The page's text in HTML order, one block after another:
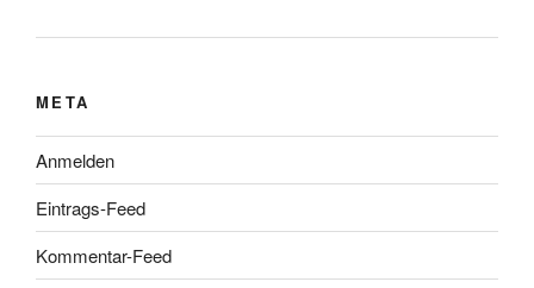
META
Anmelden
Eintrags-Feed
Kommentar-Feed